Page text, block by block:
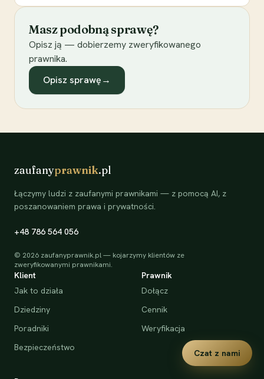
Masz podobną sprawę?
Opisz ją — dobierzemy zweryfikowanego
prawnika.
Opisz sprawę→
zaufanyprawnik.pl
Łączymy ludzi z zaufanymi prawnikami — z pomocą AI, z
poszanowaniem prawa i prywatności.
+48 786 564 056
© 2026 zaufanyprawnik.pl — kojarzymy klientów ze
zweryfikowanymi prawnikami.
Klient
Jak to działa
Dziedziny
Poradniki
Bezpieczeństwo
Prawnik
Dołącz
Cennik
Weryfikacja
Czat z nami